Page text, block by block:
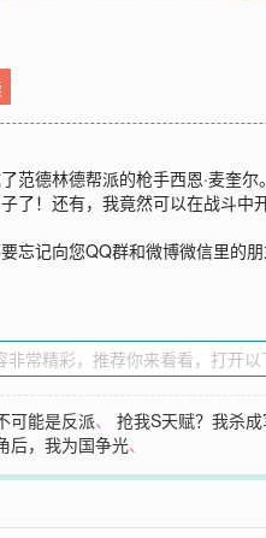
范德林德帮派的枪手西恩·麦奎
了！还有，我竟然可以在战斗
忘记向您QQ群和微博微信里的朋
可能是反派、抢我S天赋？我杀成
后，我为国争光、